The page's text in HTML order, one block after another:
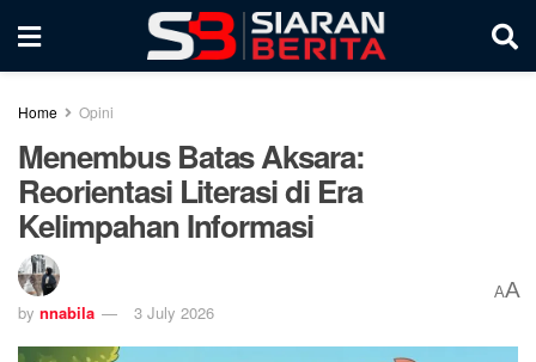
Home Opini
Menembus Batas Aksara:
Reorientasi Literasi di Era
Kelimpahan Informasi
by nnabila 3 July 2026
AA